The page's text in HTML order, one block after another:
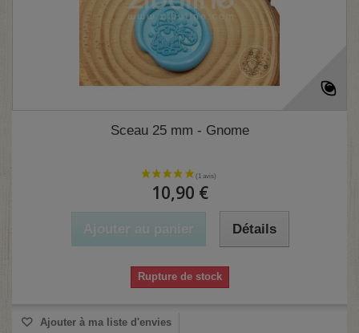
Sceau 25 mm - Gnome
10,90 €
Ajouter au panier Détails
Rupture de stock
Ajouter à ma liste d'envies